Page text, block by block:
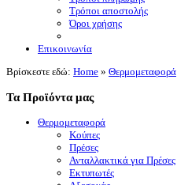
Τρόποι αποστολής
Όροι χρήσης
Επικοινωνία
Βρίσκεστε εδώ: Home » Θερμομεταφορά
Τα Προϊόντα μας
Θερμομεταφορά
Κούπες
Πρέσες
Ανταλλακτικά για Πρέσες
Εκτυπωτές